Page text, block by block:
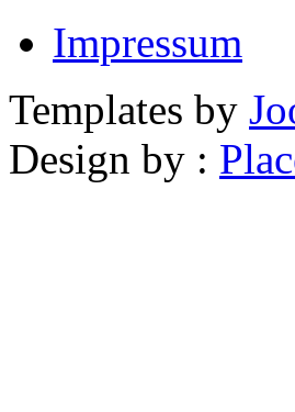
Impressum
Templates by
Design by :